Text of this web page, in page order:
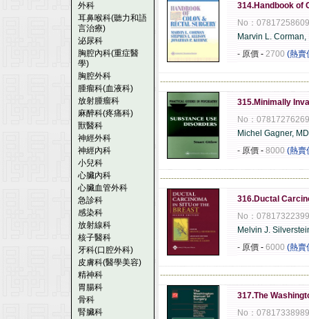
外科
耳鼻喉科(聽力和語
言治療)
泌尿科
胸腔內科(重症醫
學)
胸腔外科
腫瘤科(血液科)
放射腫瘤科
麻醉科(疼痛科)
獸醫科
神經外科
神經內科
小兒科
心臟內科
心臟血管外科
急診科
感染科
放射線科
核子醫科
牙科(口腔外科)
皮膚科(醫學美容)
精神科
胃腸科
骨科
腎臟科
314.Handbook of
No：07817258609
Marvin L. Corman,
- 原價 - 2700 (熱賣
315.Minimally
No：07817276269
Michel Gagner, MD
- 原價 - 8000 (熱賣
316.Ductal
No：07817322399
Melvin J.
- 原價 - 6000 (熱賣
317.The
No：07817338989